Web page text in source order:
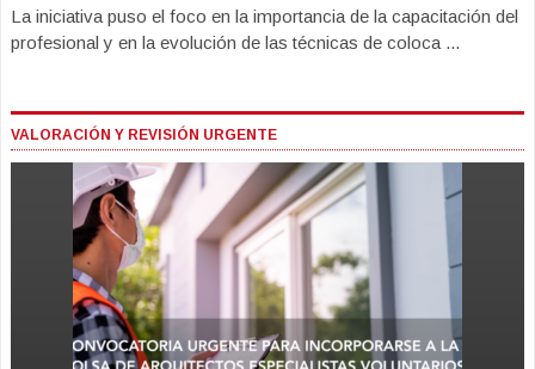
La iniciativa puso el foco en la importancia de la capacitación del
profesional y en la evolución de las técnicas de coloca ...
VALORACIÓN Y REVISIÓN URGENTE